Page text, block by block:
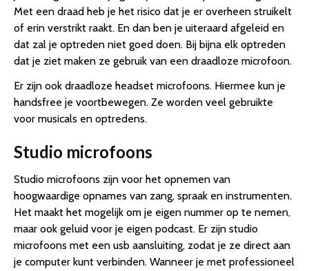
Met een draad heb je het risico dat je er overheen struikelt
of erin verstrikt raakt. En dan ben je uiteraard afgeleid en
dat zal je optreden niet goed doen. Bij bijna elk optreden
dat je ziet maken ze gebruik van een draadloze microfoon.
Er zijn ook draadloze headset microfoons. Hiermee kun je
handsfree je voortbewegen. Ze worden veel gebruikte
voor musicals en optredens.
Studio microfoons
Studio microfoons zijn voor het opnemen van
hoogwaardige opnames van zang, spraak en instrumenten.
Het maakt het mogelijk om je eigen nummer op te nemen,
maar ook geluid voor je eigen podcast. Er zijn studio
microfoons met een usb aansluiting, zodat je ze direct aan
je computer kunt verbinden. Wanneer je met professioneel